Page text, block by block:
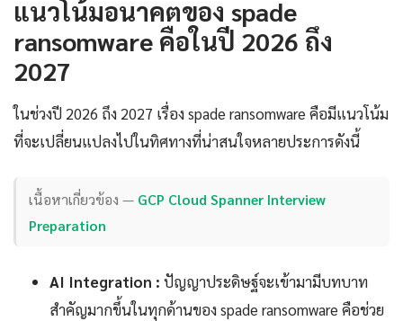
แนวโน้มอนาคตของ spade
ransomware คือในปี 2026 ถึง
2027
ในช่วงปี 2026 ถึง 2027 เรื่อง spade ransomware คือมีแนวโน้ม
ที่จะเปลี่ยนแปลงไปในทิศทางที่น่าสนใจหลายประการดังนี้
เนื้อหาเกี่ยวข้อง — GCP Cloud Spanner Interview
Preparation
AI Integration : ปัญญาประดิษฐ์จะเข้ามามีบทบาท
สำคัญมากขึ้นในทุกด้านของ spade ransomware คือช่วย